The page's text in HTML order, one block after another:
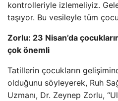
kontrolleriyle izlemeliyiz.
taşıyor. Bu vesileyle tüm
Zorlu: 23 Nisan’da
çok önemli
Tatillerin çocukların
olduğunu söyleyerek, Ruh
Uzmanı, Dr. Zeynep Zorlu,